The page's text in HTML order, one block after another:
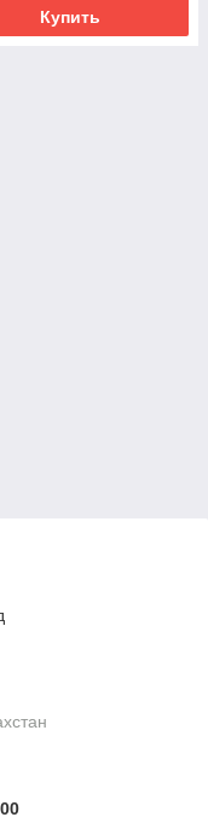
Купить